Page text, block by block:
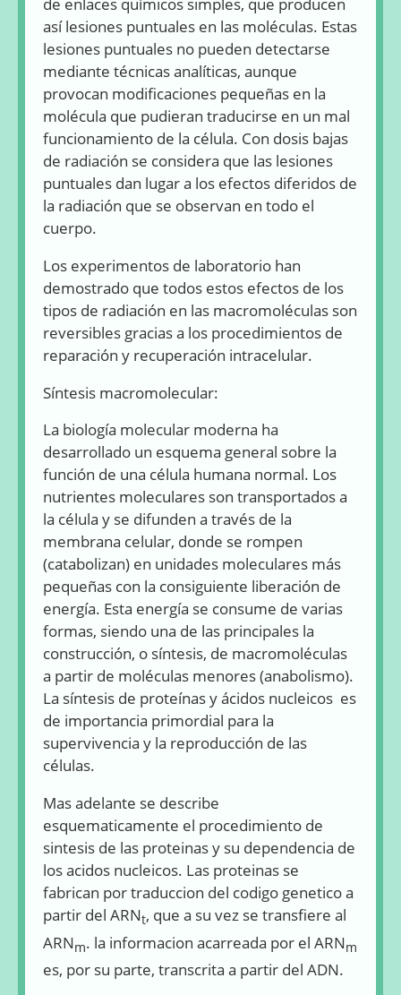
así lesiones puntuales en las moléculas. Estas
lesiones puntuales no pueden detectarse
mediante técnicas analíticas, aunque
provocan modificaciones pequeñas en la
molécula que pudieran traducirse en un mal
funcionamiento de la célula. Con dosis bajas
de radiación se considera que las lesiones
puntuales dan lugar a los efectos diferidos de
la radiación que se observan en todo el
cuerpo.
Los experimentos de laboratorio han
demostrado que todos estos efectos de los
tipos de radiación en las macromoléculas son
reversibles gracias a los procedimientos de
reparación y recuperación intracelular.
Síntesis macromolecular:
La biología molecular moderna ha
desarrollado un esquema general sobre la
función de una célula humana normal. Los
nutrientes moleculares son transportados a
la célula y se difunden a través de la
membrana celular, donde se rompen
(catabolizan) en unidades moleculares más
pequeñas con la consiguiente liberación de
energía. Esta energía se consume de varias
formas, siendo una de las principales la
construcción, o síntesis, de macromoléculas
a partir de moléculas menores (anabolismo).
La síntesis de proteínas y ácidos nucleicos es
de importancia primordial para la
supervivencia y la reproducción de las
células.
Mas adelante se describe
esquematicamente el procedimiento de
sintesis de las proteinas y su dependencia de
los acidos nucleicos. Las proteinas se
fabrican por traduccion del codigo genetico a
partir del ARNt, que a su vez se transfiere al
ARNm. la informacion acarreada por el ARNm
es, por su parte, transcrita a partir del ADN.